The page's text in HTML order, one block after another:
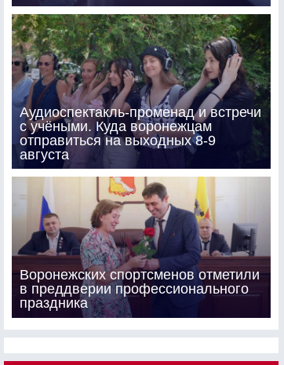
Аудиоспектакль-променад и встречи
с учёными. Куда воронежцам
отправиться на выходных 8-9
августа
Воронежских спортсменов отметили
в преддверии профессионального
праздника